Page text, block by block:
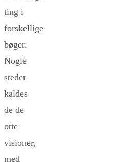
ting i
forskellige
bøger.
Nogle
steder
kaldes
de de
otte
visioner,
med